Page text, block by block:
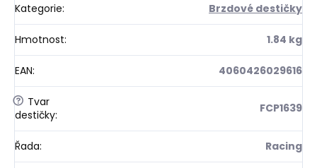
Kategorie: Brzdové destičky
Hmotnost: 1.84 kg
EAN: 4060426029616
? Tvar
destičky: FCP1639
Řada: Racing